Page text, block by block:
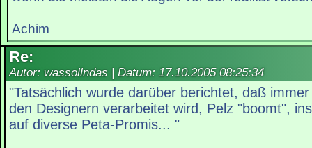
Achim
Re:
Autor: wassollndas | Datum: 17.10.2005 08:25:34
"Tatsächlich wurde darüber berichtet, daß
den Designern verarbeitet wird, Pelz "boomt",
auf diverse Peta-Promis... "